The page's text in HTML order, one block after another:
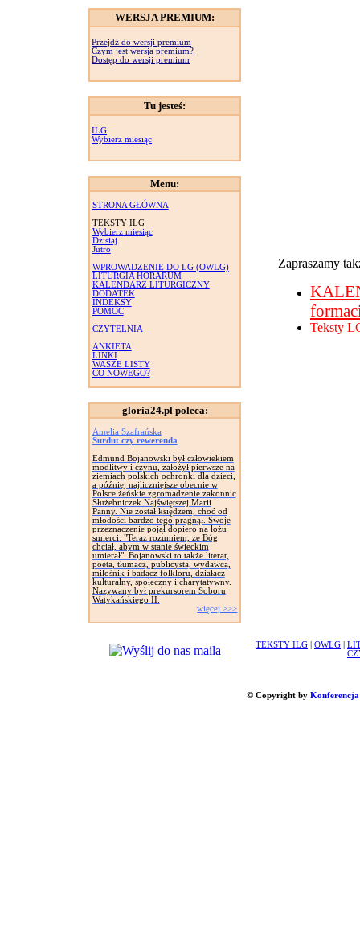
WERSJA PREMIUM:
Przejdź do wersji premium
Czym jest wersja premium?
Dostęp do wersji premium
Tu jesteś:
ILG
Wybierz miesiąc
Menu:
STRONA GŁÓWNA
TEKSTY ILG
Wybierz miesiąc
Dzisiaj
Jutro
WPROWADZENIE DO LG (OWLG)
LITURGIA HORARUM
KALENDARZ LITURGICZNY
DODATEK
INDEKSY
POMOC
CZYTELNIA
ANKIETA
LINKI
WASZE LISTY
CO NOWEGO?
gloria24.pl poleca:
Amelia Szafrańska
Surdut czy rewerenda
Edmund Bojanowski był człowiekiem
modlitwy i czynu, założył pierwsze na
ziemiach polskich ochronki dla dzieci,
a później najliczniejsze obecnie w
Polsce żeńskie zgromadzenie zakonnic
Służebniczek Najświętszej Marii
Panny. Nie został księdzem, choć od
młodości bardzo tego pragnął. Swoje
przeznaczenie pojął dopiero na łożu
smierci: "Teraz rozumiem, że Bóg
chciał, abym w stanie świeckim
umierał". Bojanowski to także literat,
poeta, tłumacz, publicysta, wydawca,
miłośnik i badacz folkloru, działacz
kulturalny, społeczny i charytatywny.
Nazywany był prekursorem Soboru
Watykańskiego II.
więcej >>>
Zapraszamy
Teksty
TEKSTY ILG OWLG
© Copyright by Konferencja